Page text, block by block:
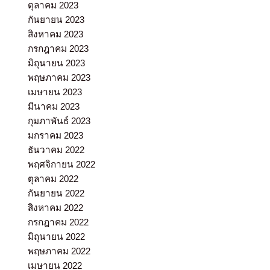
ตุลาคม 2023
กันยายน 2023
สิงหาคม 2023
กรกฎาคม 2023
มิถุนายน 2023
พฤษภาคม 2023
เมษายน 2023
มีนาคม 2023
กุมภาพันธ์ 2023
มกราคม 2023
ธันวาคม 2022
พฤศจิกายน 2022
ตุลาคม 2022
กันยายน 2022
สิงหาคม 2022
กรกฎาคม 2022
มิถุนายน 2022
พฤษภาคม 2022
เมษายน 2022